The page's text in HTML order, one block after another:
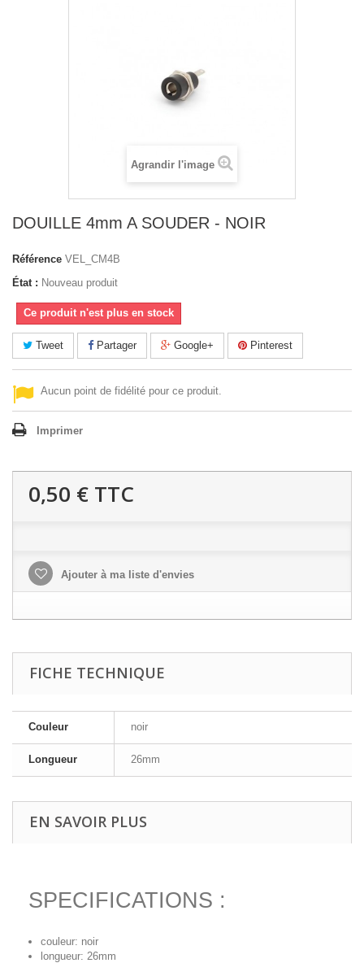
Agrandir l'image
DOUILLE 4mm A SOUDER - NOIR
Référence VEL_CM4B
État : Nouveau produit
Ce produit n'est plus en stock
Tweet Partager Google+ Pinterest
Aucun point de fidélité pour ce produit.
Imprimer
0,50 € TTC
Ajouter à ma liste d'envies
FICHE TECHNIQUE
Couleur noir
Longueur 26mm
EN SAVOIR PLUS
SPECIFICATIONS :
couleur: noir
longueur: 26mm